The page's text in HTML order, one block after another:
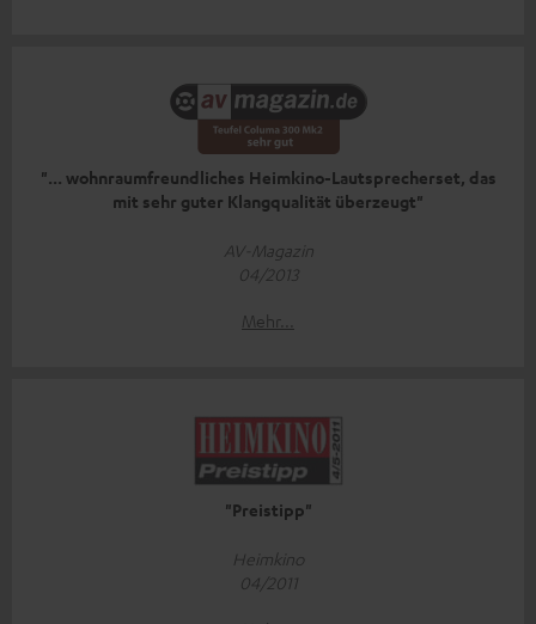
"... wohnraumfreundliches Heimkino-Lautsprecherset, das
mit sehr guter Klangqualität überzeugt"
AV-Magazin
04/2013
Mehr...
"Preistipp"
Heimkino
04/2011